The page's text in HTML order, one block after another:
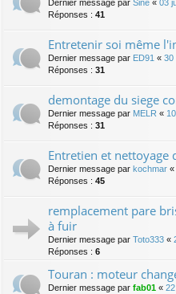
Dernier message par Sine « 03
Réponses : 41
Entretenir soi même
Dernier message par ED91 « 30
Réponses : 31
demontage du siege
Dernier message par MELR «
Réponses : 31
Entretien et nettoyage
Dernier message par kochmar «
Réponses : 45
remplacement pare
à fuir
Dernier message par Toto333 «
Réponses : 6
Touran : moteur
Dernier message par fab01 «